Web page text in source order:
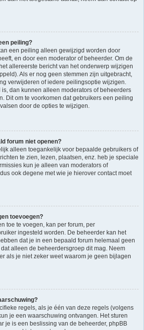
peiling?
een peiling alleen gewijzigd worden door
en door een moderator of beheerder. Om de
allereerste bericht van het onderwerp wijzigen
Als er nog geen stemmen zijn uitgebracht,
verwijderen of iedere peilingsoptie wijzigen.
is, dan kunnen alleen moderators of beheerders
Dit om te voorkomen dat gebruikers een peiling
door de opties te wijzigen.
forum niet openen?
alleen toegankelijk voor bepaalde gebruikers of
te zien, lezen, plaatsen, enz. heb je speciale
kun je alleen van moderators of
ook degene met wie je hierover contact moet
toevoegen?
toe te voegen, kan per forum, per
ingesteld worden. De beheerder kan het
dat je in een bepaald forum helemaal geen
alleen de beheerdersgroep dit mag. Neem
als je niet zeker weet waarom je geen bijlagen
regels, als je één van deze regels (volgens
je een waarschuwing ontvangen. Het sturen
je is een beslissing van de beheerder, phpBB